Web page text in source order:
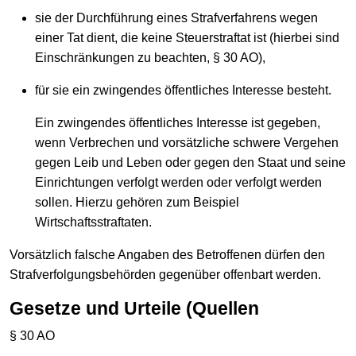
sie der Durchführung eines Strafverfahrens wegen
einer Tat dient, die keine Steuerstraftat ist (hierbei sind
Einschränkungen zu beachten, § 30 AO),
für sie ein zwingendes öffentliches Interesse besteht.
Ein zwingendes öffentliches Interesse ist gegeben,
wenn Verbrechen und vorsätzliche schwere Vergehen
gegen Leib und Leben oder gegen den Staat und seine
Einrichtungen verfolgt werden oder verfolgt werden
sollen. Hierzu gehören zum Beispiel
Wirtschaftsstraftaten.
Vorsätzlich falsche Angaben des Betroffenen dürfen den
Strafverfolgungsbehörden gegenüber offenbart werden.
Gesetze und Urteile (Quellen
§ 30 AO